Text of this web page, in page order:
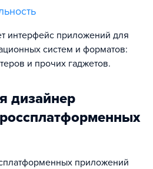
интерфейс приложений для
систем и форматов:
и прочих гаджетов.
дизайнер
приложений